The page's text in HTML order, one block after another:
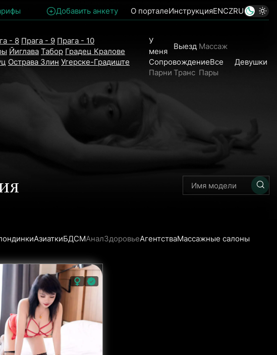
Добавить анкету О порталеИнструкцияENCZRU
- 8 Прага - 9 Прага - 10
Йиглава Табор Градец Кралове
Острава Злин Угерске-Градиште
У
меня
Выезд Массаж
СопровождениеВсе
Девушки
Парни Транс Пары
АзиаткиБДСМАналЗдоровьеАгентстваМассажные салоны